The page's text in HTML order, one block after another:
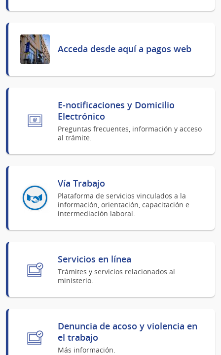
Acceda desde aquí a pagos web
E-notificaciones y Domicilio
Electrónico
Preguntas frecuentes, información y acceso
al trámite.
Vía Trabajo
Plataforma de servicios vinculados a la
información, orientación, capacitación e
intermediación laboral.
Servicios en línea
Trámites y servicios relacionados al
ministerio.
Denuncia de acoso y violencia en
el trabajo
Más información.